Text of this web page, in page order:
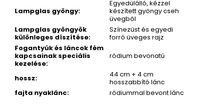
Lampglas gyöngy:
Egyedülálló, kézzel
készített gyöngy cseh
üvegből
Lampglas gyöngyök
különleges díszítése:
Színezüst és egyedi
forró üveges rajz
Fogantyúk és láncok fém
kapcsainak speciális
kezelése:
ródium bevonatú
hossz:
44 cm + 4 cm
hosszabbító lánc
fajta nyaklánc: ródiummal bevont lánc